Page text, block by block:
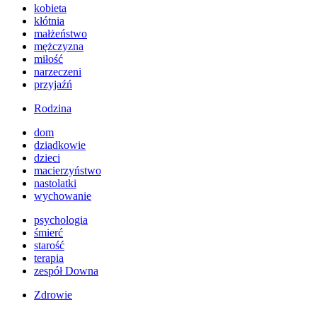
kobieta
kłótnia
małżeństwo
mężczyzna
miłość
narzeczeni
przyjaźń
Rodzina
dom
dziadkowie
dzieci
macierzyństwo
nastolatki
wychowanie
psychologia
śmierć
starość
terapia
zespół Downa
Zdrowie